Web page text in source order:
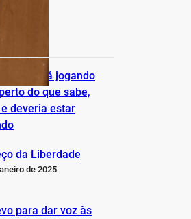
não está jogando
do que sabe,
deveria estar
da Liberdade
de 2025
para dar voz às